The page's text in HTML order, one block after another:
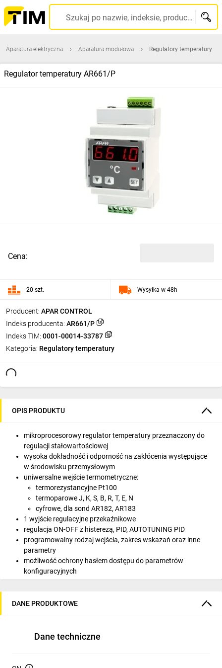
Szukaj po nazwie, indeksie, producencie, kodzie kreskowym...
Aparatura elektryczna Aparatura modułowa Regulatory temperatury
Regulator temperatury AR661/P
Producent: APAR CONTROL
Indeks producenta: AR661/P
Indeks TIM: 0001-00014-33787
Kategoria: Regulatory temperatury
Cena:
20 szt. Wysyłka w 48h
OPIS PRODUKTU
mikroprocesorowy regulator temperatury przeznaczony do
regulacji stałowartościowej
wysoka dokładność i odporność na zakłócenia występujące
w środowisku przemysłowym
uniwersalne wejście termometryczne:
termorezystancyjne Pt100
termoparowe J, K, S, B, R, T, E, N
cyfrowe, dla sond AR182, AR183
1 wyjście regulacyjne przekaźnikowe
regulacja ON-OFF z histerezą, PID, AUTOTUNING PID
programowalny rodzaj wejścia, zakres wskazań oraz inne
parametry
możliwość ochrony hasłem dostępu do parametrów
konfiguracyjnych
możliwość zablokowania zmian wartości zadanych
wejście binarne (start/stop regulacji, blokada klawiatury)
sygnalizacja:
dokładność pomiaru:
DANE PRODUKTOWE
Dane techniczne